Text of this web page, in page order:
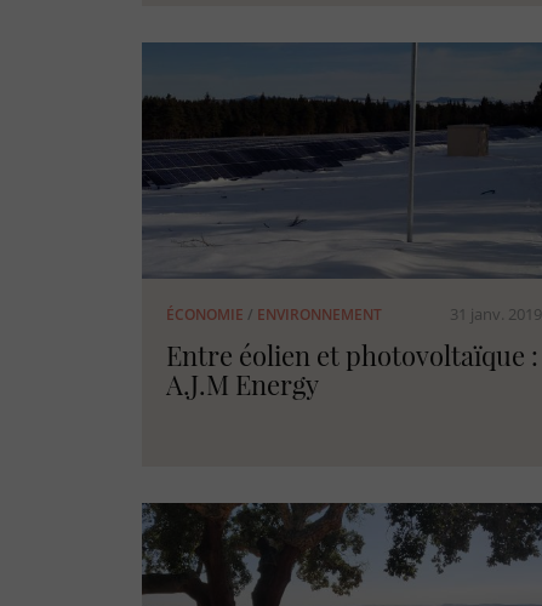
ÉCONOMIE / ENVIRONNEMENT 31 janv. 2019
Entre éolien et photovoltaïque :
A.J.M Energy